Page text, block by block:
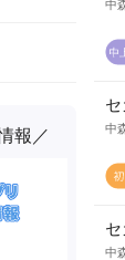
報／
中
中
中